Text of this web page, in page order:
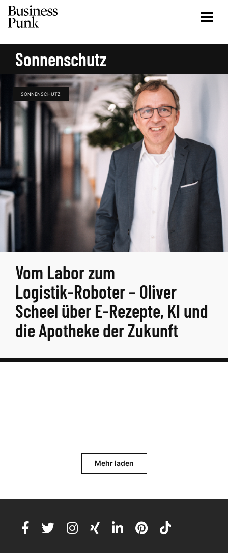
Sonnenschutz
SONNENSCHUTZ
Vom Labor zum
Logistik‑Roboter – Oliver
Scheel über E‑Rezepte, KI und
die Apotheke der Zukunft
Mehr laden